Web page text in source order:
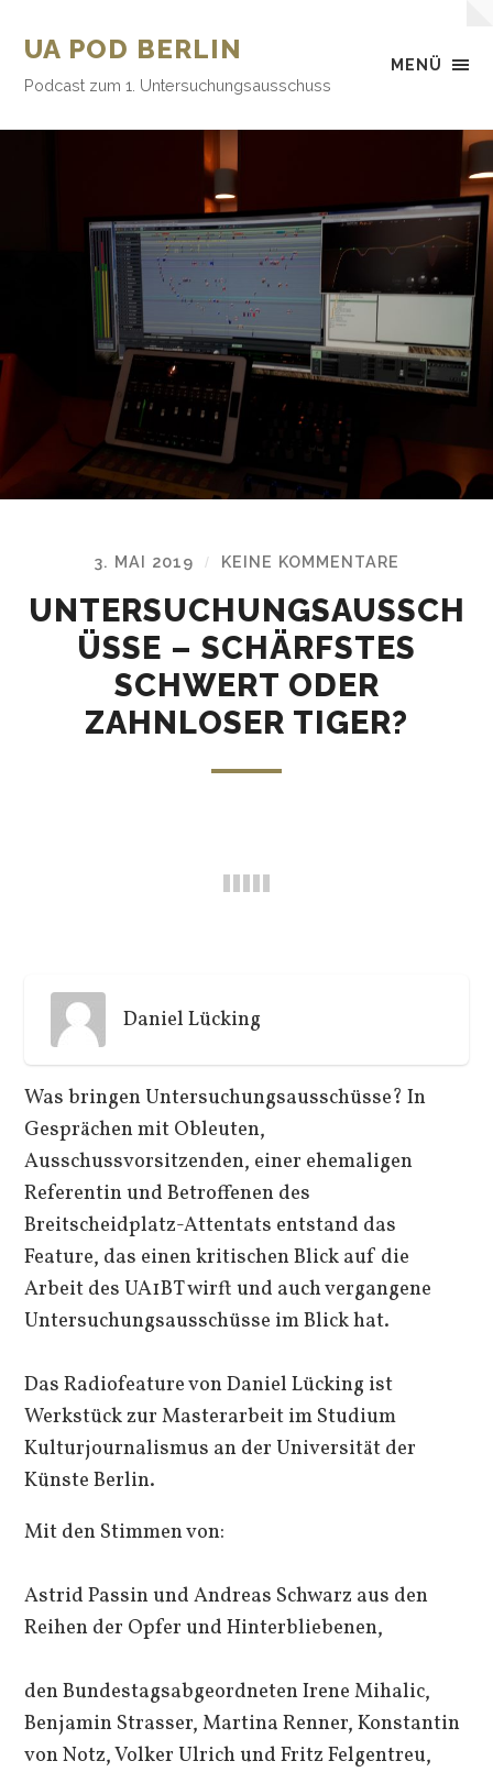
MENÜ
UA POD BERLIN
Podcast zum 1. Untersuchungsausschuss
3. MAI 2019 / KEINE KOMMENTARE
UNTERSUCHUNGSAUSSCH
ÜSSE – SCHÄRFSTES
SCHWERT ODER
ZAHNLOSER TIGER?
Daniel Lücking
Was bringen Untersuchungsausschüsse? In
Gesprächen mit Obleuten,
Ausschussvorsitzenden, einer ehemaligen
Referentin und Betroffenen des
Breitscheidplatz-Attentats entstand das
Feature, das einen kritischen Blick auf die
Arbeit des UA1BT wirft und auch vergangene
Untersuchungsausschüsse im Blick hat.
Das Radiofeature von Daniel Lücking ist
Werkstück zur Masterarbeit im Studium
Kulturjournalismus an der Universität der
Künste Berlin.
Mit den Stimmen von:
Astrid Passin und Andreas Schwarz aus den
Reihen der Opfer und Hinterbliebenen,
den Bundestagsabgeordneten Irene Mihalic,
Benjamin Strasser, Martina Renner, Konstantin
von Notz, Volker Ulrich und Fritz Felgentreu,